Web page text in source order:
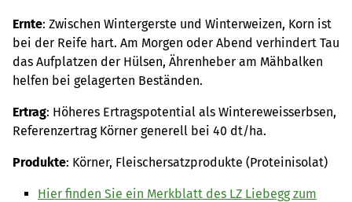
Ernte: Zwischen Wintergerste und Winterweizen, Korn ist
bei der Reife hart. Am Morgen oder Abend verhindert Tau
das Aufplatzen der Hülsen, Ährenheber am Mähbalken
helfen bei gelagerten Beständen.
Ertrag: Höheres Ertragspotential als Wintereweisserbsen,
Referenzertrag Körner generell bei 40 dt/ha.
Produkte: Körner, Fleischersatzprodukte (Proteinisolat)
Hier finden Sie ein Merkblatt des LZ Liebegg zum